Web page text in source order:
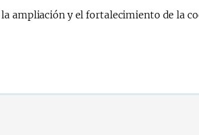
ampliación y el fortalecimiento de la